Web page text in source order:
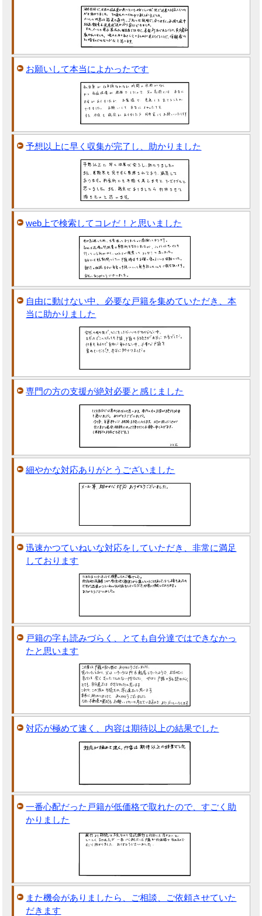
お願いして本当によかったです
予想以上に早く収集が完了し、助かりました
web上で検索してコレだ！と思いました
自由に動けない中、必要な戸籍を集めていただき、本
当に助かりました
専門の方の支援が絶対必要と感じました
細やかな対応ありがとうございました
迅速かつていねいな対応をしていただき、非常に満足
しております
戸籍の字も読みづらく、とても自分達ではできなかっ
たと思います
対応が極めて速く、内容は期待以上の結果でした
一番心配だった戸籍が低価格で取れたので、すごく助
かりました
また機会がありましたら、ご相談、ご依頼させていた
だきます